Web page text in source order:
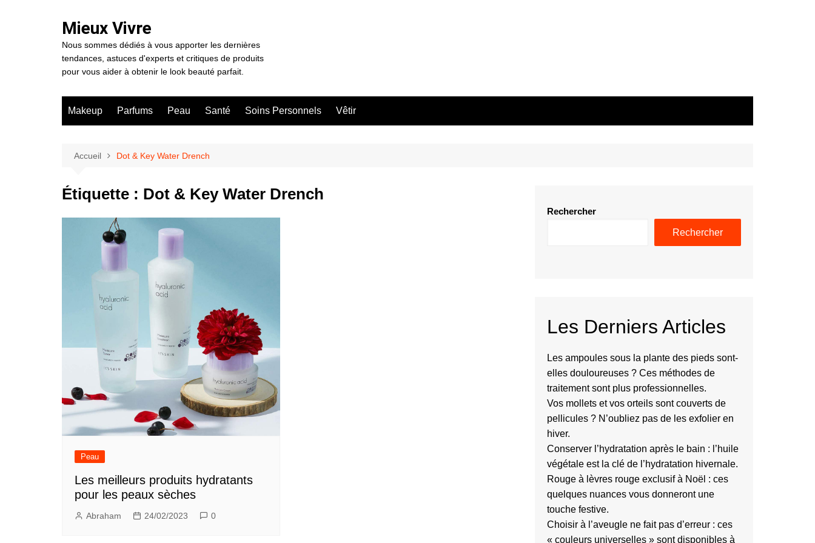
Mieux Vivre
Nous sommes dédiés à vous apporter les dernières
tendances, astuces d'experts et critiques de produits
pour vous aider à obtenir le look beauté parfait.
Makeup Parfums Peau Santé Soins Personnels Vêtir
Accueil Dot & Key Water Drench
Étiquette : Dot & Key Water Drench
Peau
Les meilleurs produits hydratants
pour les peaux sèches
Abraham 24/02/2023 0
Rechercher
Rechercher
Les Derniers Articles
Les ampoules sous la plante des pieds sont-
elles douloureuses ? Ces méthodes de
traitement sont plus professionnelles.
Vos mollets et vos orteils sont couverts de
pellicules ? N’oubliez pas de les exfolier en
hiver.
Conserver l’hydratation après le bain : l’huile
végétale est la clé de l’hydratation hivernale.
Rouge à lèvres rouge exclusif à Noël : ces
quelques nuances vous donneront une
touche festive.
Choisir à l’aveugle ne fait pas d’erreur : ces
« couleurs universelles » sont disponibles à